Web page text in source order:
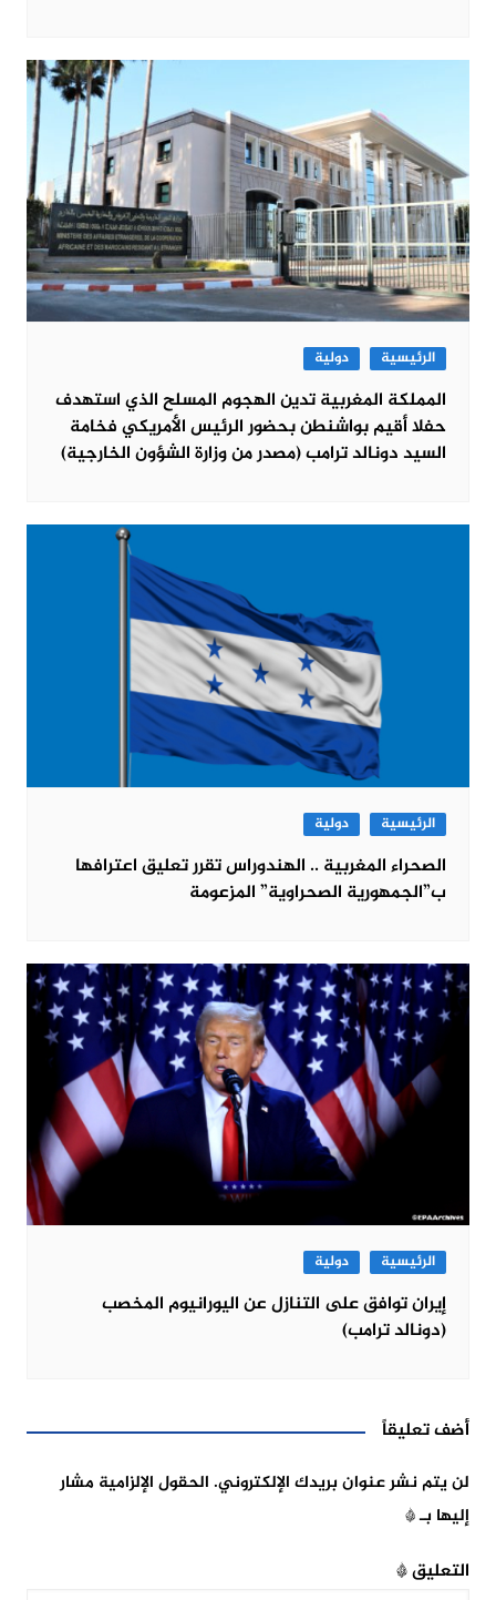
الرئيسية دولية
المملكة المغربية تدين الهجوم المسلح الذي استهدف
حفلا أقيم بواشنطن بحضور الرئيس الأمريكي فخامة
السيد دونالد ترامب (مصدر من وزارة الشؤون الخارجية)
الرئيسية دولية
الصحراء المغربية .. الهندوراس تقرر تعليق اعترافها
ب”الجمهورية الصحراوية” المزعومة
الرئيسية دولية
إيران توافق على التنازل عن اليورانيوم المخصب
(دونالد ترامب)
أضف تعليقاً
لن يتم نشر عنوان بريدك الإلكتروني. الحقول الإلزامية مشار
إليها بـ*
التعليق*